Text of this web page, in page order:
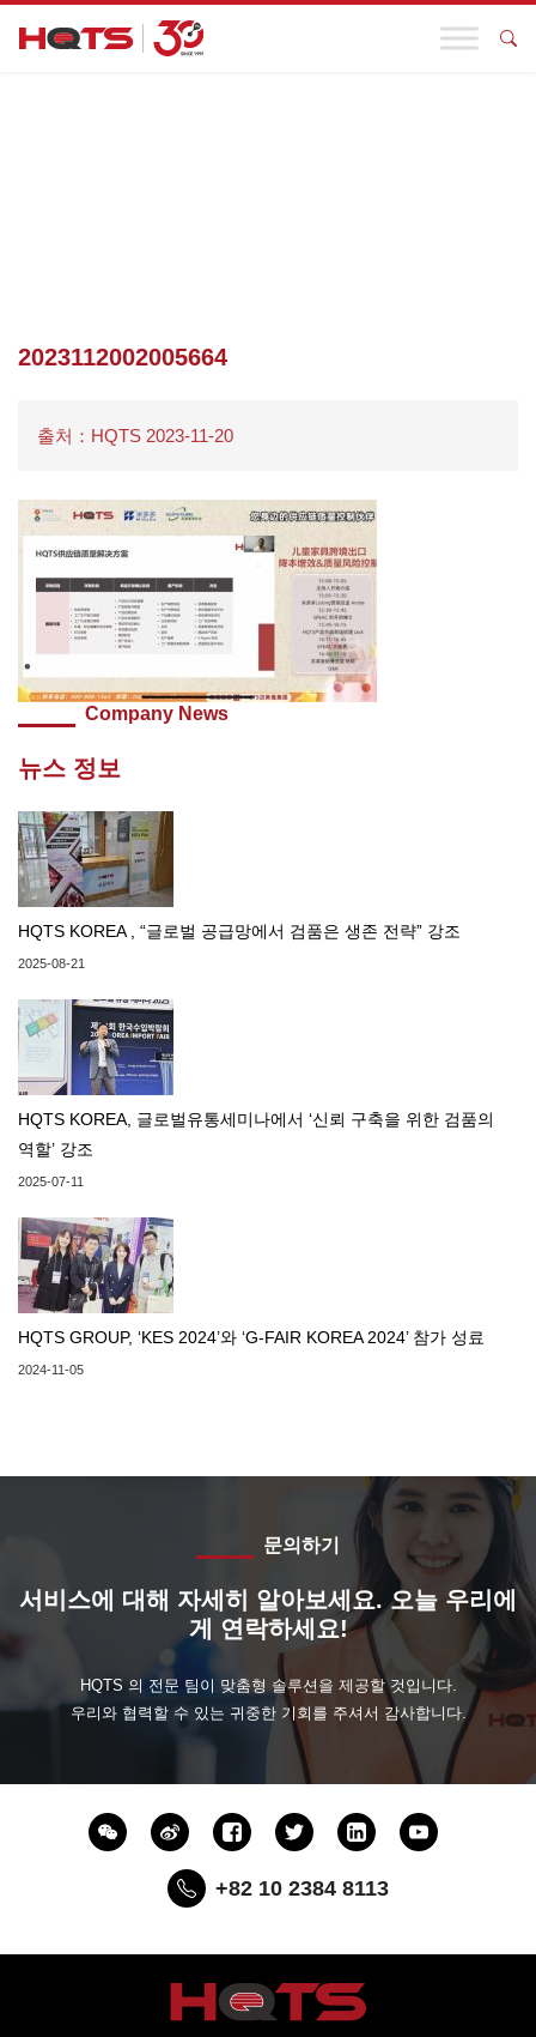
2023112002005664
출처：HQTS 2023-11-20
Company News
뉴스 정보
HQTS KOREA , “글로벌 공급망에서 검품은 생존 전략” 강조
2025-08-21
HQTS KOREA, 글로벌유통세미나에서 ‘신뢰 구축을 위한 검품의
역할’ 강조
2025-07-11
HQTS GROUP, ‘KES 2024’와 ‘G-FAIR KOREA 2024’ 참가 성료
2024-11-05
문의하기
서비스에 대해 자세히 알아보세요. 오늘 우리에
게 연락하세요!
HQTS 의 전문 팀이 맞춤형 솔루션을 제공할 것입니다.
우리와 협력할 수 있는 귀중한 기회를 주셔서 감사합니다.
+82 10 2384 8113